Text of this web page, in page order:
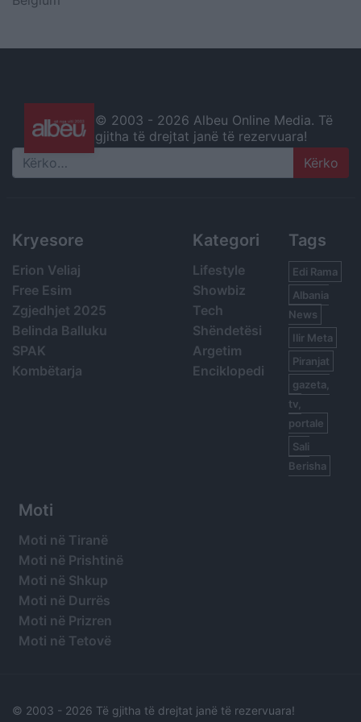
© 2003 - 2026 Albeu Online Media. Të
gjitha të drejtat janë të rezervuara!
Search
Kryesore
Erion Veliaj
Free Esim
Zgjedhjet 2025
Belinda Balluku
SPAK
Kombëtarja
Kategori
Lifestyle
Showbiz
Tech
Shëndetësi
Argetim
Enciklopedi
Tags
Edi Rama
Albania
News
Ilir Meta
Piranjat
gazeta,
tv,
portale
Sali
Berisha
Moti
Moti në Tiranë
Moti në Prishtinë
Moti në Shkup
Moti në Durrës
Moti në Prizren
Moti në Tetovë
© 2003 - 2026 Të gjitha të drejtat janë të rezervuara!